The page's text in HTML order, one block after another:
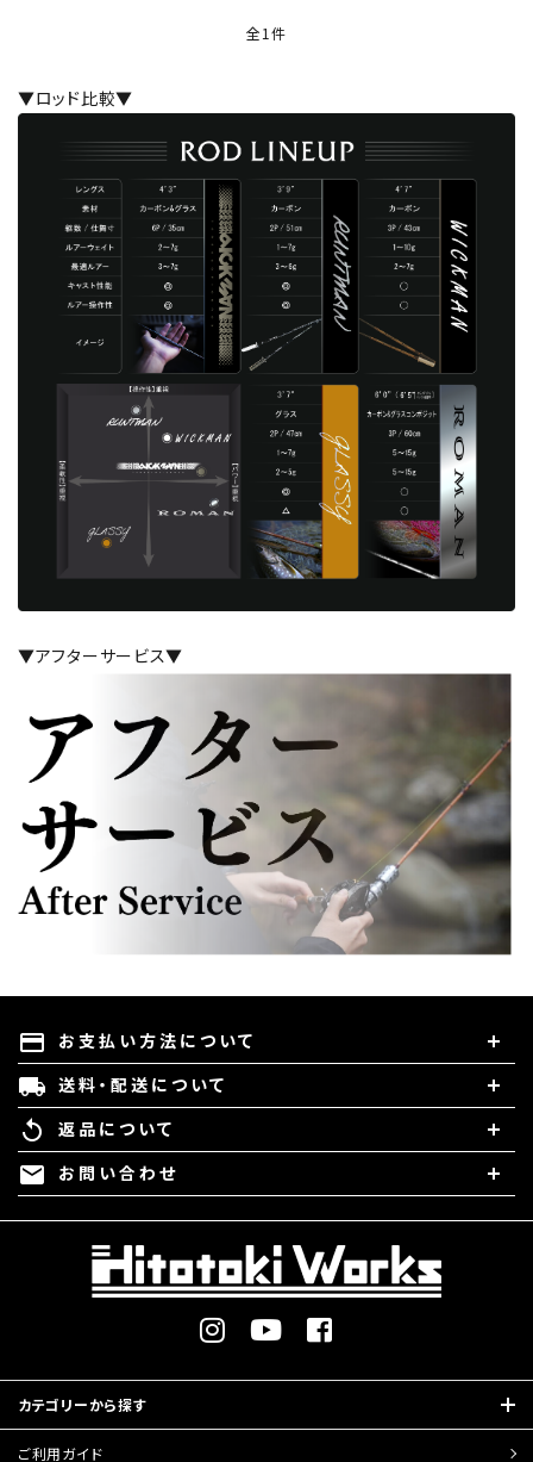
全1件
▼ロッド比較▼
▼アフターサービス▼
キーワード
カテゴリー
payment お支払い方法について
local_shipping 送料・配送について
replay 返品について
mail お問い合わせ
カテゴリーから探す
ご利用ガイド